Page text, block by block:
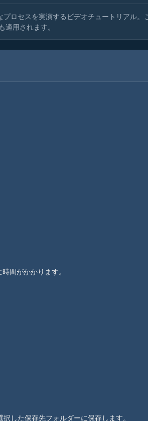
ロセスを実演するビデオチュートリアル。
用されます。
間がかかります。
した保存先フォルダーに保存します。